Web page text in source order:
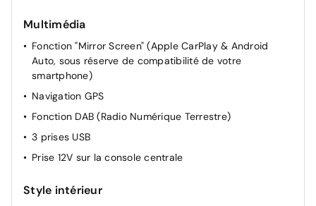
Appui-tête AR réglable
Accoudoir central AR
Siège passager réglable en hauteur
Commutation automatique des feux de route / feux de
croisement
Multimédia
Fonction "Mirror Screen" (Apple CarPlay & Android
Auto, sous réserve de compatibilité de votre
smartphone)
Navigation GPS
Fonction DAB (Radio Numérique Terrestre)
3 prises USB
Prise 12V sur la console centrale
Style intérieur